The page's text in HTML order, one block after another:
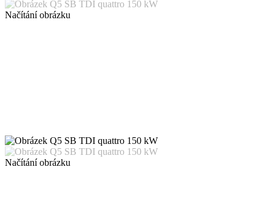
Načítání obrázku
Načítání obrázku